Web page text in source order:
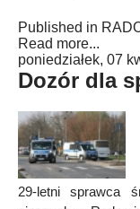
Published in
Read more...
poniedziałek, 07
Dozór dla
29-letni sprawca